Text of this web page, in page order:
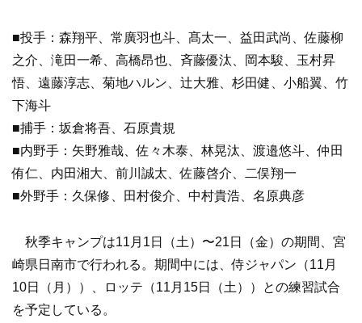
■投手：森翔平、常廣羽也斗、髙太一、益田武尚、佐藤柳
之介、滝田一希、高橋昂也、斉藤優汰、岡本駿、玉村昇
悟、遠藤淳志、菊地ハルン、辻大雅、杉田健、小船翼、竹
下海斗
■捕手：坂倉将吾、石原貴規
■内野手：矢野雅哉、佐々木泰、林晃汰、渡邉悠斗、仲田
侑仁、内田湘大、前川誠太、佐藤啓介、二俣翔一
■外野手：久保修、田村俊介、中村貴浩、名原典彦
秋季キャンプは11月1日（土）〜21日（金）の期間、宮
崎県日南市で行われる。期間中には、侍ジャパン（11月
10日（月））、ロッテ（11月15日（土））との練習試合
を予定している。